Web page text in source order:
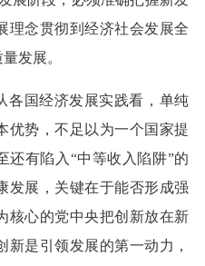
理念贯彻到经济社会发展全
发展。
各国经济发展实践看，单纯
优势，不足以为一个国家提
还有陷入“中等收入陷阱”的
发展，关键在于能否形成强
核心的党中央把创新放在新
是引领发展的第一动力，